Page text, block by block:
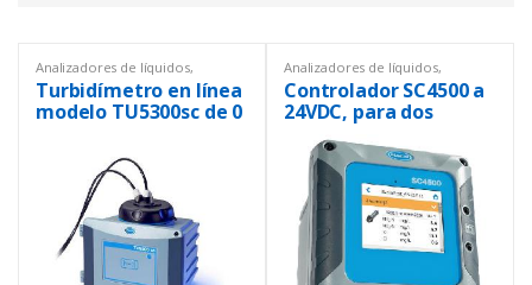
Analizadores de líquidos,
Controlador SC4500
Controladores,Instrumentación
y Procesos
Turbidímetro en línea
modelo TU5300sc de 0
Analizadores de líquidos,
Controlador SC4500,
Controladores ,Instrumentación
y Procesos
Controlador SC4500 a
24VDC, para dos
sensores digitales y 5
salidas de 4-20mA